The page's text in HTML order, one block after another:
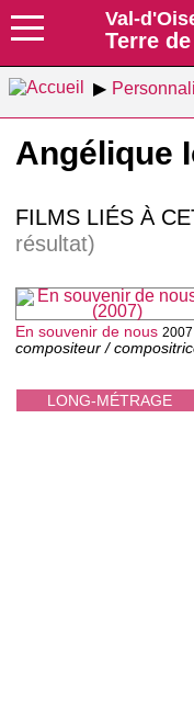
Val-
Terre
Angélique
FILMS LIÉS À
résultat)
LONG-MÉTRAGE
En souvenir de nous 2007
compositeur /